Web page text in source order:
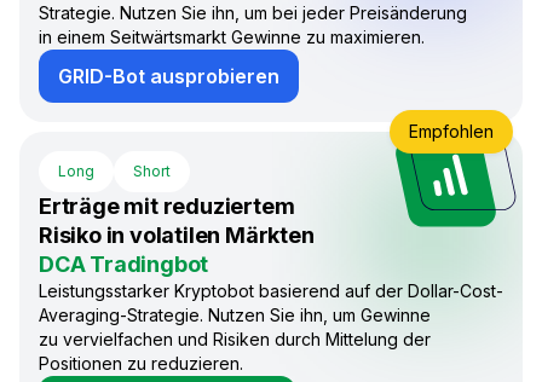
Strategie. Nutzen Sie ihn, um bei jeder Preisänderung
in einem Seitwärtsmarkt Gewinne zu maximieren.
GRID-Bot ausprobieren
Long Short
Erträge mit reduziertem
Risiko in volatilen Märkten
DCA Tradingbot
Leistungsstarker Kryptobot basierend auf der Dollar-Cost-
Averaging-Strategie. Nutzen Sie ihn, um Gewinne
zu vervielfachen und Risiken durch Mittelung der
Positionen zu reduzieren.
Empfohlen